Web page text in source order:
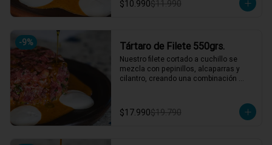
reinventado que te hará volver por más!
*El peso neto corresponde al producto
en su presentación completa, salsas o
acompañamientos incluidos.
$10.990$11.990
-9% Tártaro de Filete 550grs.
Nuestro filete cortado a cuchillo se
mezcla con pepinillos, alcaparras y
cilantro, creando una combinación
que eleva cada bocado. ¡Un clásico
reinventado que te hará volver por más!
$17.990$19.790